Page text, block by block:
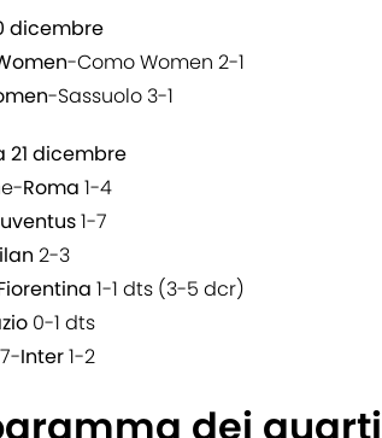
dicembre
-Como Women 2-1
-Sassuolo 3-1
21 dicembre
Roma 1-4
1-7
2-3
1-1 dts (3-5 dcr)
0-1 dts
Inter1-2
dei quarti